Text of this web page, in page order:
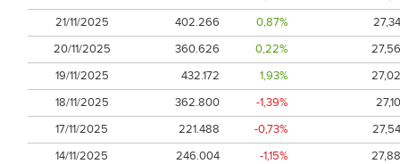
21/11/2025
402.266 0,87%
27,34
20/11/2025
360.626 0,22%
27,56
19/11/2025
432.172 1,93%
27,02
18/11/2025
362.800 -1,39%
27,10
17/11/2025
221.488 -0,73%
27,54
14/11/2025
246.004 -1,15%
27,88